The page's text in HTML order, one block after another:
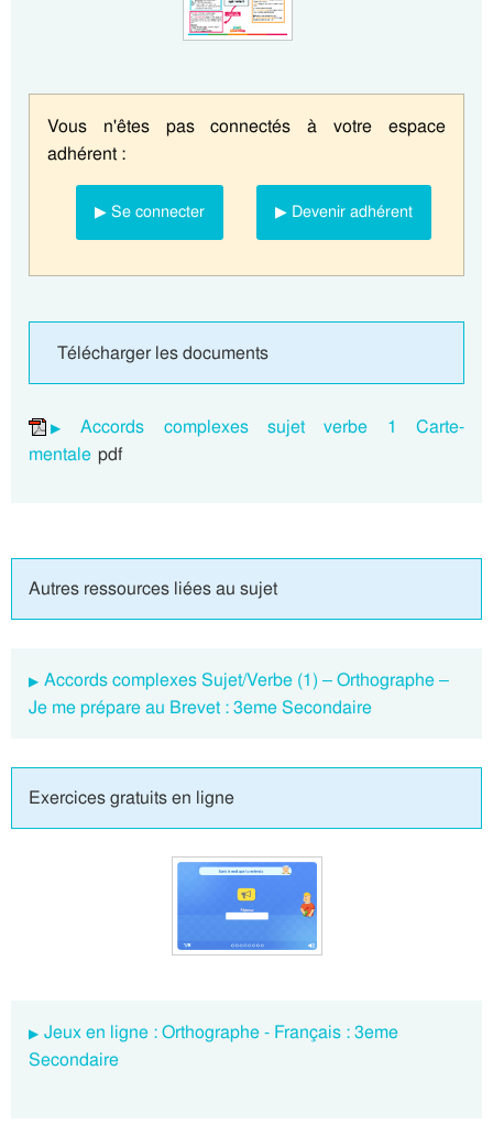
Vous n'êtes pas connectés à votre espace
adhérent :
▶ Se connecter ▶ Devenir adhérent
Télécharger les documents
Accords complexes sujet verbe 1 Carte-
mentale pdf
Autres ressources liées au sujet
Accords complexes Sujet/Verbe (1) – Orthographe –
Je me prépare au Brevet : 3eme Secondaire
Exercices gratuits en ligne
Jeux en ligne : Orthographe - Français : 3eme
Secondaire